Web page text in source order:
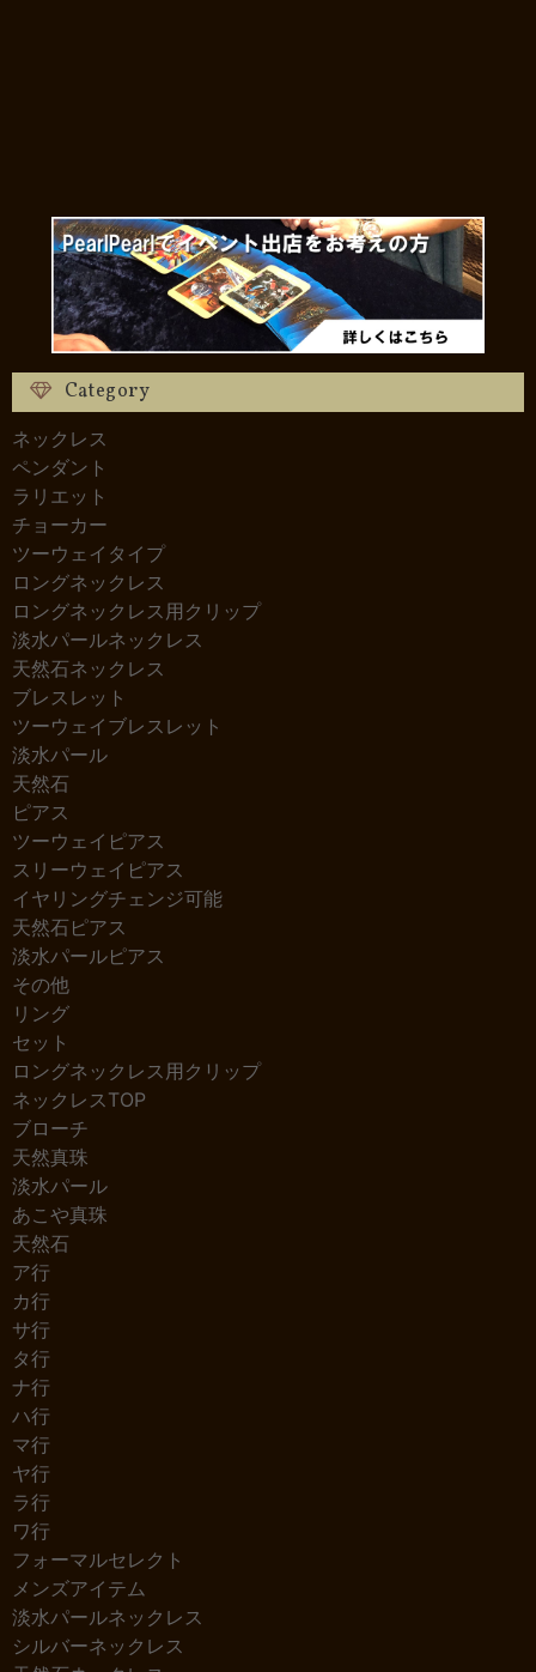
Category
ネックレス
ペンダント
ラリエット
チョーカー
ツーウェイタイプ
ロングネックレス
ロングネックレス用クリップ
淡水パールネックレス
天然石ネックレス
ブレスレット
ツーウェイブレスレット
淡水パール
天然石
ピアス
ツーウェイピアス
スリーウェイピアス
イヤリングチェンジ可能
天然石ピアス
淡水パールピアス
その他
リング
セット
ロングネックレス用クリップ
ネックレスTOP
ブローチ
天然真珠
淡水パール
あこや真珠
天然石
ア行
カ行
サ行
タ行
ナ行
ハ行
マ行
ヤ行
ラ行
ワ行
フォーマルセレクト
メンズアイテム
淡水パールネックレス
シルバーネックレス